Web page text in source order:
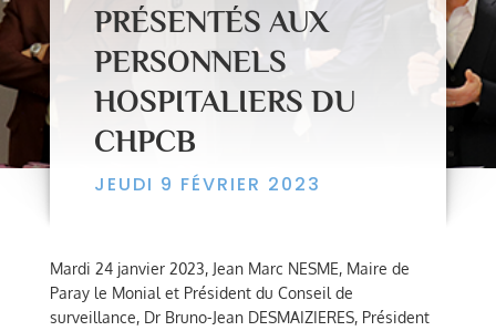
PRÉSENTÉS AUX
PERSONNELS
HOSPITALIERS DU
CHPCB
JEUDI 9 FÉVRIER 2023
Mardi 24 janvier 2023, Jean Marc NESME, Maire de
Paray le Monial et Président du Conseil de
surveillance, Dr Bruno-Jean DESMAIZIERES, Président